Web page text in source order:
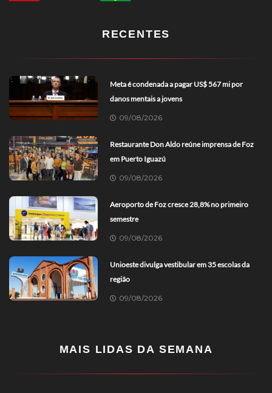
RECENTES
Meta é condenada a pagar US$ 567 mi por
danos mentais a jovens
09/08/2026
Restaurante Don Aldo reúne imprensa de Foz
em Puerto Iguazú
09/08/2026
Aeroporto de Foz cresce 28,8% no primeiro
semestre
09/08/2026
Unioeste divulga vestibular em 35 escolas da
região
09/08/2026
MAIS LIDAS DA SEMANA